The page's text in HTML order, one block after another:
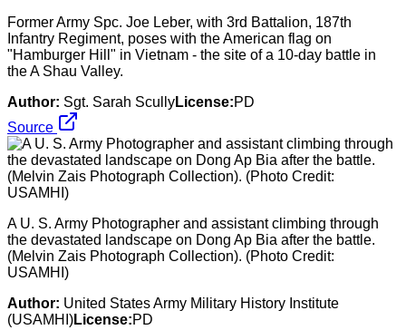
Former Army Spc. Joe Leber, with 3rd Battalion, 187th
Infantry Regiment, poses with the American flag on
"Hamburger Hill" in Vietnam - the site of a 10-day battle in
the A Shau Valley.
Author: Sgt. Sarah ScullyLicense:PD
Source
A U. S. Army Photographer and assistant climbing through
the devastated landscape on Dong Ap Bia after the battle.
(Melvin Zais Photograph Collection). (Photo Credit:
USAMHI)
Author: United States Army Military History Institute
(USAMHI)License:PD